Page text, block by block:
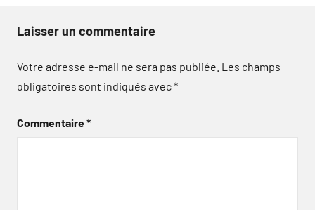
Laisser un commentaire
Votre adresse e-mail ne sera pas publiée. Les champs
obligatoires sont indiqués avec*
Commentaire*